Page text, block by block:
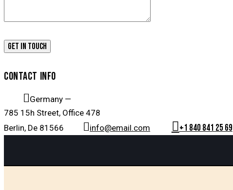
CONTACT INFO
Germany —
785 15h Street, Office 478
Berlin, De 81566
info@email.com +1 840 841 25 69